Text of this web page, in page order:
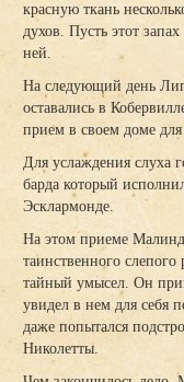
красную ткань
духов. Пусть этот
ней.
На следующий день
оставались в
прием в своем доме
Для услаждения слуха
барда который
Эсклармонде.
На этом приеме
таинственного
тайный умысел. Он
увидел в нем для себя
даже попытался
Николетты.